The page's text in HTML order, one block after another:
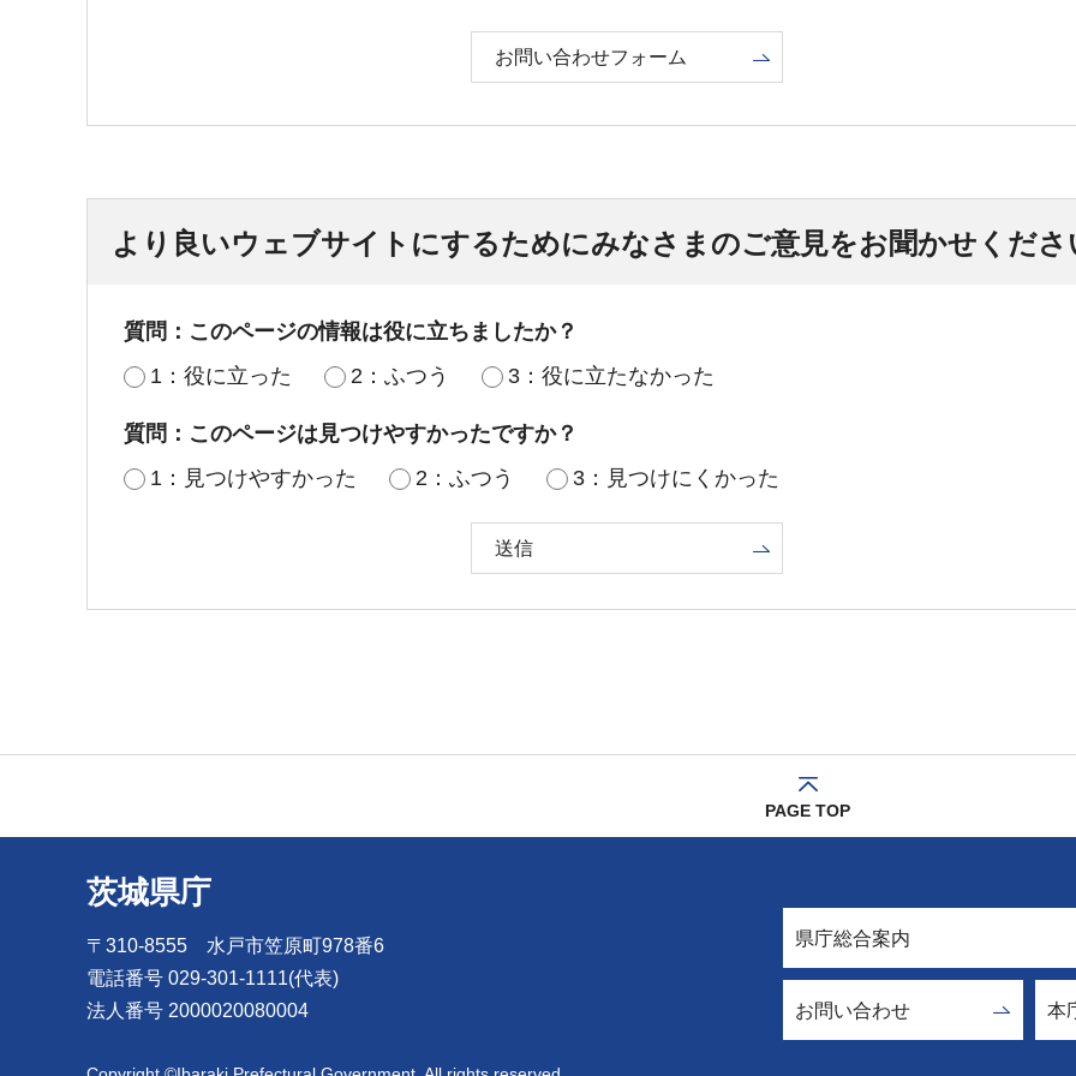
お問い合わせフォーム
より良いウェブサイトにするためにみなさまのご意見をお聞かせくださ
質問：このページの情報は役に立ちましたか？
1：役に立った
2：ふつう 3：役に立たなかった
質問：このページは見つけやすかったですか？
1：見つけやすかった
2：ふつう 3：見つけにくかった
PAGE TOP
茨城県庁
〒310-8555 水戸市笠原町978番6
電話番号 029-301-1111(代表)
法人番号 2000020080004
県庁総合案内
お問い合わせ 本